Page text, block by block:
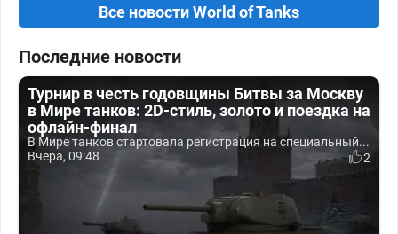
Все новости World of Tanks
Последние новости
Турнир в честь годовщины Битвы за Москву
в Мире танков: 2D-стиль, золото и поездка на
офлайн-финал
В Мире танков стартовала регистрация на специальный...
Вчера, 09:48
2